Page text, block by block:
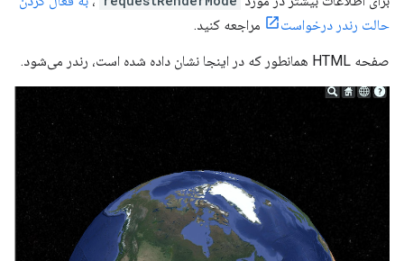
حالت رندر درخواست
مراجعه کنید.
صفحه HTML همانطور که در اینجا نشان داده شده است، رندر می‌شود.